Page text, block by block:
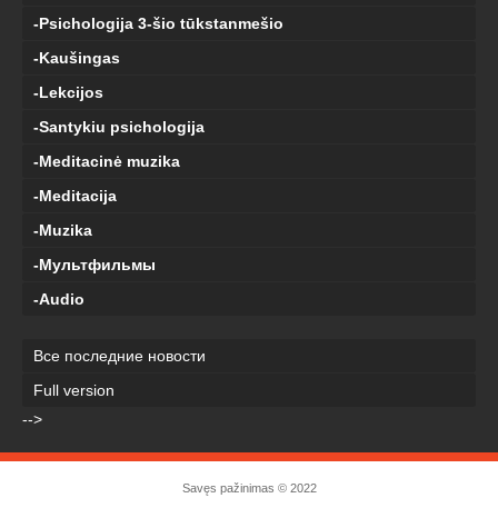
-Psichologija 3-šio tūkstanmešio
-Kaušingas
-Lekcijos
-Santykiu psichologija
-Meditacinė muzika
-Meditacija
-Muzika
-Мультфильмы
-Audio
Все последние новости
Full version
-->
Savęs pažinimas © 2022